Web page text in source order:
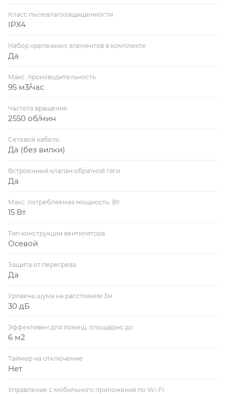
Класс пылевлагозащищенности
IPX4
Набор крепежных элементов в комплекте
Да
Макс. производительность
95 м3/час
Частота вращения
2550 об/мин
Сетевой кабель
Да (без вилки)
Встроенный клапан обратной тяги
Да
Макс. потребляемая мощность, Вт
15 Вт
Тип конструкции вентилятора
Осевой
Защита от перегрева
Да
Уровень шума на расстоянии 3м
30 дБ
Эффективен для помещ. площадью до
6 м2
Таймер на отключение
Нет
Управление c мобильного приложения по Wi-Fi